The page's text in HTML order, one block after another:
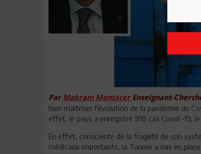
Par Makram Montacer Enseignant-
bien maîtriser l’évolution de la pandémie du
effet, le pays a enregistré 918 cas Covid -19,
En effet, consciente de la fragilité de son
médicaux importants, la Tunisie a mis en